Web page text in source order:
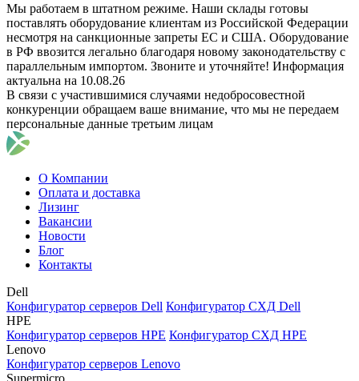
Мы работаем в штатном режиме. Наши склады готовы
поставлять оборудование клиентам из Российской Федерации
несмотря на санкционные запреты ЕС и США. Оборудование
в РФ ввозится легально благодаря новому законодательству с
параллельным импортом. Звоните и уточняйте! Информация
актуальна на 10.08.26
В связи с участившимися случаями недобросовестной
конкуренции обращаем ваше внимание, что мы не передаем
персональные данные третьим лицам
О Компании
Оплата и доставка
Лизинг
Вакансии
Новости
Блог
Контакты
Dell
Конфигуратор серверов Dell Конфигуратор СХД Dell
HPE
Конфигуратор серверов HPE Конфигуратор СХД HPE
Lenovo
Конфигуратор серверов Lenovo
Supermicro